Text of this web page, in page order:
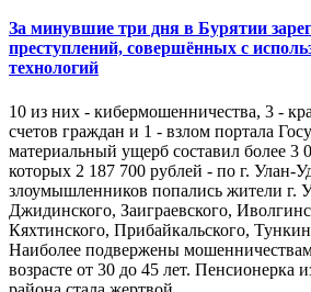
За минувшие три дня в Бурятии
преступлений, совершённых с
технологий
10 из них - кибермошенничества, 3 -
счетов граждан и 1 - взлом портала
материальный ущерб составил более 3
которых 2 187 700 рублей - по г. Улан-
злоумышленников попались жители г.
Джидинского, Заиграевского,
Кяхтинского, Прибайкальского,
Наиболее подвержены мошенничествам
возрасте от 30 до 45 лет. Пенсионерка